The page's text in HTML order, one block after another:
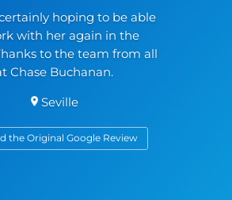
hoping to be able
with her again in the
to the team from all
Chase Buchanan.
Seville
the Original Google Review